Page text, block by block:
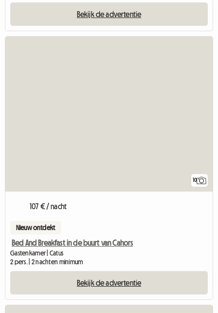
Bekijk de advertentie
10
107 € / nacht
Nieuw ontdekt
Bed And Breakfast in de buurt van Cahors
Gastenkamer | Catus
2 pers. | 2 nachten minimum
Bekijk de advertentie